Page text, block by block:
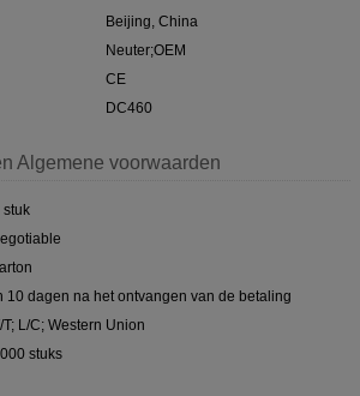
Beijing, China
Neuter;OEM
CE
DC460
Algemene voorwaarden
stuk
10 dagen na het ontvangen van de betaling
T; L/C; Western Union
stuks